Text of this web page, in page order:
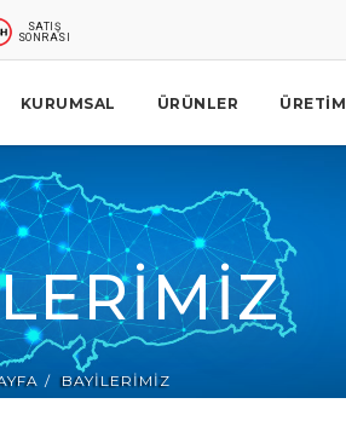
SATIŞ
SONRASI
KURUMSAL ÜRÜNLER ÜRETİM
BAYILERIMIZ